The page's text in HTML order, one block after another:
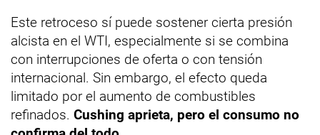
Este retroceso sí puede sostener cierta presión
alcista en el WTI, especialmente si se combina
con interrupciones de oferta o con tensión
internacional. Sin embargo, el efecto queda
limitado por el aumento de combustibles
refinados. Cushing aprieta, pero el consumo no